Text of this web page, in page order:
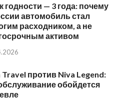
годности — 3 года: почему
автомобиль стал
расходником, а не
активом
Travel против Niva Legend:
обойдется